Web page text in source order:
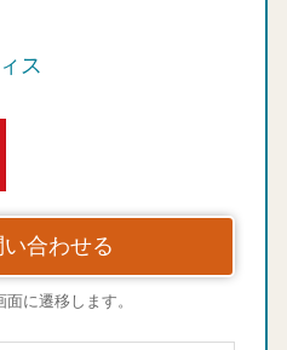
ス
合わせる
に遷移します。